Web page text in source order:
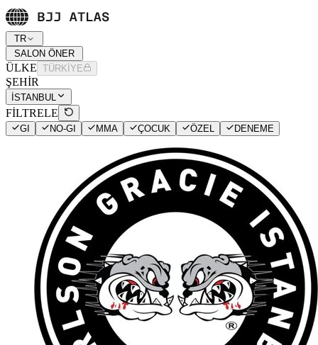
TR
SALON ÖNER
ÜLKE TÜRKİYE
ŞEHİR
İSTANBUL
FİLTRELE
GI NO-GI MMA ÇOCUK ÖZEL DENEME